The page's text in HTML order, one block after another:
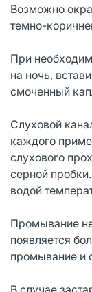
Возможно
темно-
При
на ночь,
смоченный
Слуховой
каждого
слухового
серной
водой
Промывание
появляется
промывание и
В случае